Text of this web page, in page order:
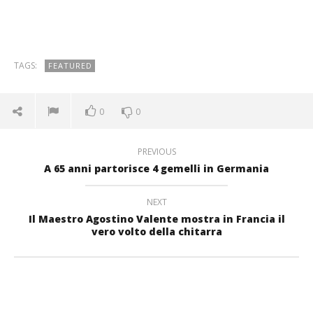
TAGS: FEATURED
0 0
PREVIOUS
A 65 anni partorisce 4 gemelli in Germania
NEXT
Il Maestro Agostino Valente mostra in Francia il
vero volto della chitarra